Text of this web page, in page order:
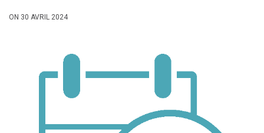
ON 30 AVRIL 2024